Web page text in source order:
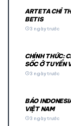
ARTETA CHỈ
BETIS
schedule3 ngày trước
CHÍNH THỨC:
SỐC Ở TUYỂN
schedule3 ngày trước
BÁO
VIỆT NAM
schedule3 ngày trước